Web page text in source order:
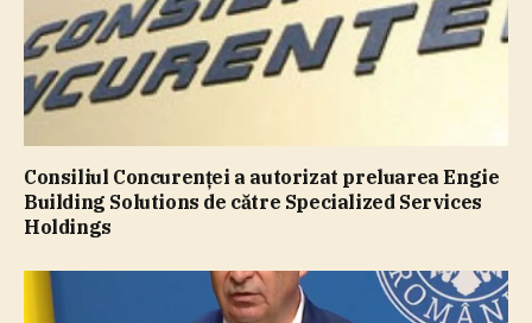
Consiliul Concurenţei a autorizat preluarea Engie
Building Solutions de către Specialized Services
Holdings